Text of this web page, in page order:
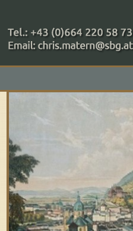
+43 (0)664 220 58
Zahlungsmethoden: